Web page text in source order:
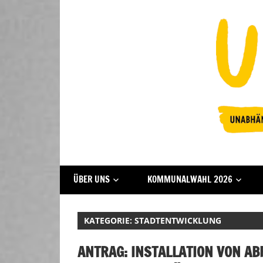
UFFBASSE!
Darmstadt
ÜBER UNS KOMMUNALWAHL 2026
KATEGORIE:STADTENTWICKLUNG
ANTRAG: INSTALLATION VON